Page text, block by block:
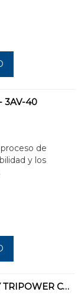
3AV-40
de
y los
INVERSOR SMA SUNNY TRIPOWER CORE1 WITH AFCI (50KW), 6 MPPT